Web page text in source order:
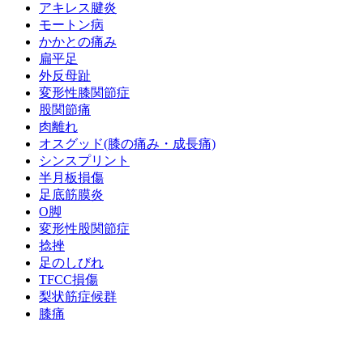
アキレス腱炎
モートン病
かかとの痛み
扁平足
外反母趾
変形性膝関節症
股関節痛
肉離れ
オスグッド(膝の痛み・成長痛)
シンスプリント
半月板損傷
足底筋膜炎
O脚
変形性股関節症
捻挫
足のしびれ
TFCC損傷
梨状筋症候群
膝痛